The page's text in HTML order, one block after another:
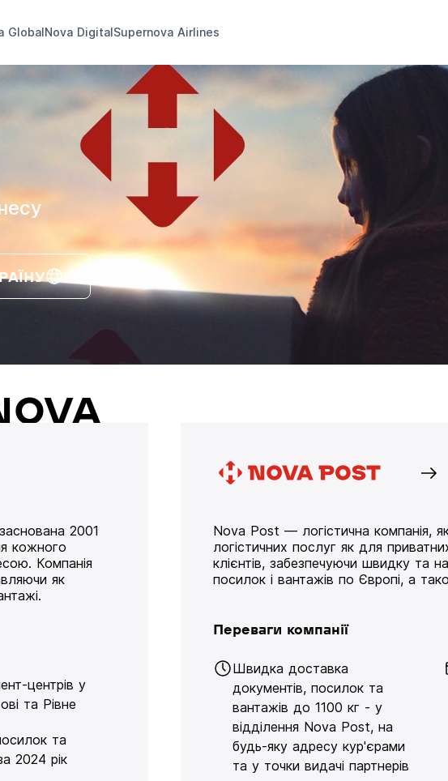
GlobalNova DigitalSupernova Airlines
2001
кожного
Компанія
як
центрів у
та Рівне
та
2024 рік
Nova Post — логістична компанія,
логістичних послуг як для
клієнтів, забезпечуючи швидку та
посилок і вантажів по Європі, а
Переваги компанії
Швидка доставка
документів, посилок та
вантажів до 1100 кг - у
відділення Nova Post, на
будь-яку адресу кур'єрами
та у точки видачі партнерів